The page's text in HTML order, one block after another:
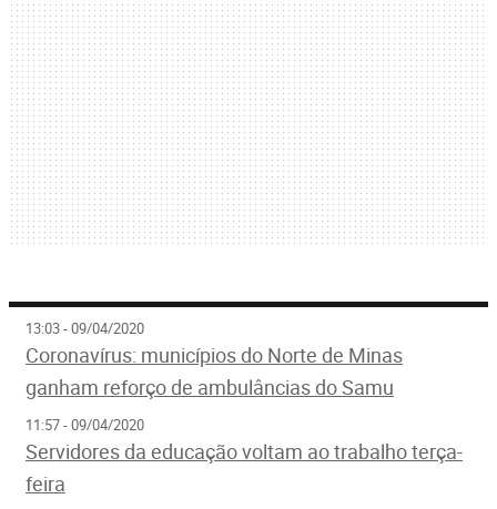
13:03 - 09/04/2020
Coronavírus: municípios do Norte de Minas
ganham reforço de ambulâncias do Samu
11:57 - 09/04/2020
Servidores da educação voltam ao trabalho terça-
feira